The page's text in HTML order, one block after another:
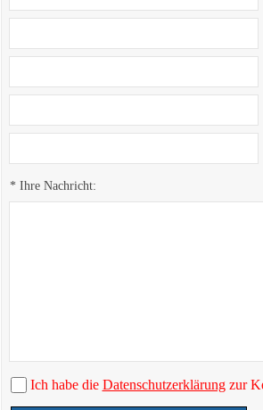
* Ihre Nachricht:
Ich habe die Datenschutzerklärungzur